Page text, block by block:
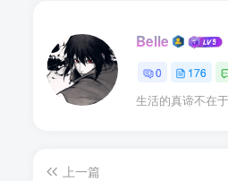
Belle
0 176
生活的真谛不在
上一篇